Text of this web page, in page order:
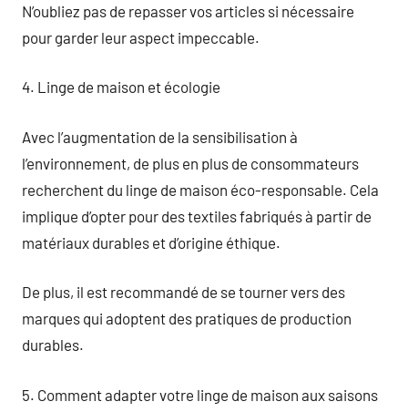
N’oubliez pas de repasser vos articles si nécessaire
pour garder leur aspect impeccable.
4. Linge de maison et écologie
Avec l’augmentation de la sensibilisation à
l’environnement, de plus en plus de consommateurs
recherchent du linge de maison éco-responsable. Cela
implique d’opter pour des textiles fabriqués à partir de
matériaux durables et d’origine éthique.
De plus, il est recommandé de se tourner vers des
marques qui adoptent des pratiques de production
durables.
5. Comment adapter votre linge de maison aux saisons